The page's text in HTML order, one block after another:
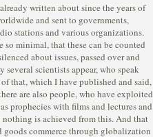
written about since the years of
and sent to governments,
stations and various organizations.
so minimal, that these can be counted
about issues, passed over and
scientists appear, who speak
that, which I have published and said,
are also people, who have exploited
prophecies with films and lectures and
nothing is achieved from this. And that
commerce through globalization